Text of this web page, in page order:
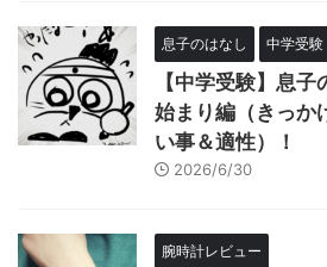
息子のはなし 中学受験
【中学受験】息
始まり編（きっか
い事＆適性）！
2026/6/30
腕時計レビュー